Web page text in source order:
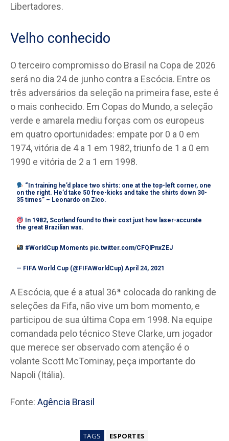
Libertadores.
Velho conhecido
O terceiro compromisso do Brasil na Copa de 2026
será no dia 24 de junho contra a Escócia. Entre os
três adversários da seleção na primeira fase, este é
o mais conhecido. Em Copas do Mundo, a seleção
verde e amarela mediu forças com os europeus
em quatro oportunidades: empate por 0 a 0 em
1974, vitória de 4 a 1 em 1982, triunfo de 1 a 0 em
1990 e vitória de 2 a 1 em 1998.
“In training he’d place two shirts: one at the top-left corner, one
on the right. He’d take 50 free-kicks and take the shirts down 30-
35 times” – Leonardo on Zico.
In 1982, Scotland found to their cost just how laser-accurate
the great Brazilian was.
#WorldCupMoments pic.twitter.com/CFQlPnxZEJ
— FIFA World Cup (@FIFAWorldCup)April 24, 2021
A Escócia, que é a atual 36ª colocada do ranking de
seleções da Fifa, não vive um bom momento, e
participou de sua última Copa em 1998. Na equipe
comandada pelo técnico Steve Clarke, um jogador
que merece ser observado com atenção é o
volante Scott McTominay, peça importante do
Napoli (Itália).
Fonte: Agência Brasil
TAGS ESPORTES